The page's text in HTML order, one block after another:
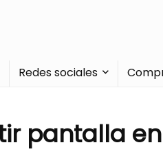
Redes sociales
pantalla